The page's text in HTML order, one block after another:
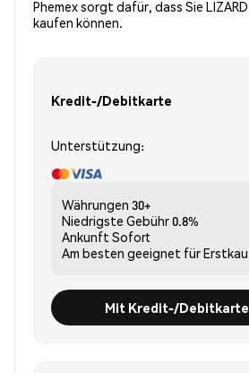
Phemex sorgt dafür, dass Sie
kaufen können.
Kredit-/Debitkarte
Unterstützung:
Währungen 30+
Niedrigste Gebühr0.8%
Ankunft Sofort
Am besten geeignet für
Mit Kredit-/